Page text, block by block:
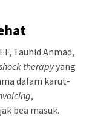
Tauhid Ahmad,
therapyyang
dalam karut-
,
bea masuk.